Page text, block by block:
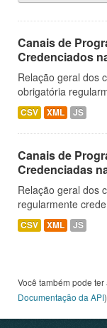
Canais de
Credenciados
Relação geral dos
obrigatória
CSV XML JS
Canais de
Credenciadas
Relação geral dos
regularmente
CSV XML JS
Você também pode
Documentação da API